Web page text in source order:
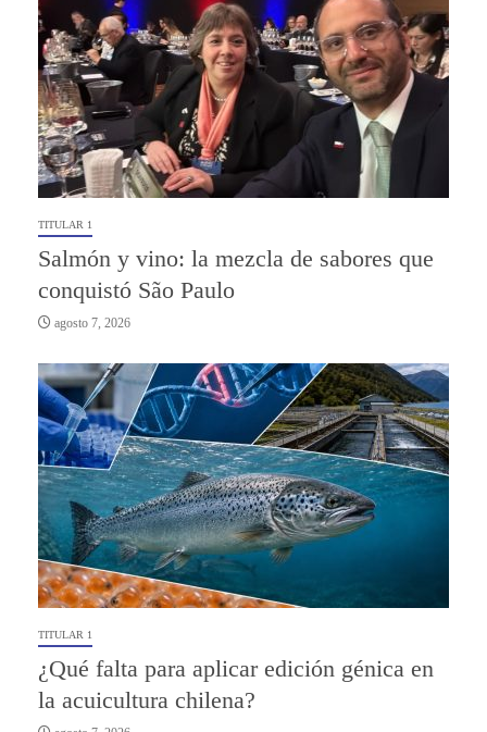
TITULAR 1
Salmón y vino: la mezcla de sabores que
conquistó São Paulo
agosto 7, 2026
TITULAR 1
¿Qué falta para aplicar edición génica en
la acuicultura chilena?